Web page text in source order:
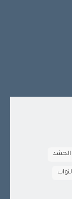
الحشد